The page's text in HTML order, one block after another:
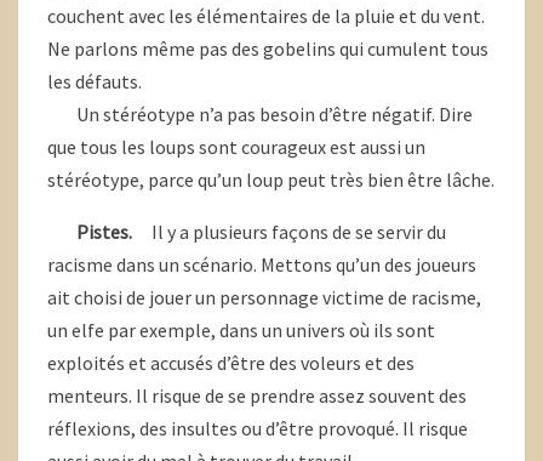
couchent avec les élémentaires de la pluie et du vent.
Ne parlons même pas des gobelins qui cumulent tous
les défauts.
Un stéréotype n’a pas besoin d’être négatif. Dire
que tous les loups sont courageux est aussi un
stéréotype, parce qu’un loup peut très bien être lâche.
Pistes. Il y a plusieurs façons de se servir du
racisme dans un scénario. Mettons qu’un des joueurs
ait choisi de jouer un personnage victime de racisme,
un elfe par exemple, dans un univers où ils sont
exploités et accusés d’être des voleurs et des
menteurs. Il risque de se prendre assez souvent des
réflexions, des insultes ou d’être provoqué. Il risque